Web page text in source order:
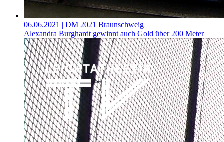
06.06.2021 | DM 2021 Braunschweig
Alexandra Burghardt gewinnt auch Gold über 200 Meter